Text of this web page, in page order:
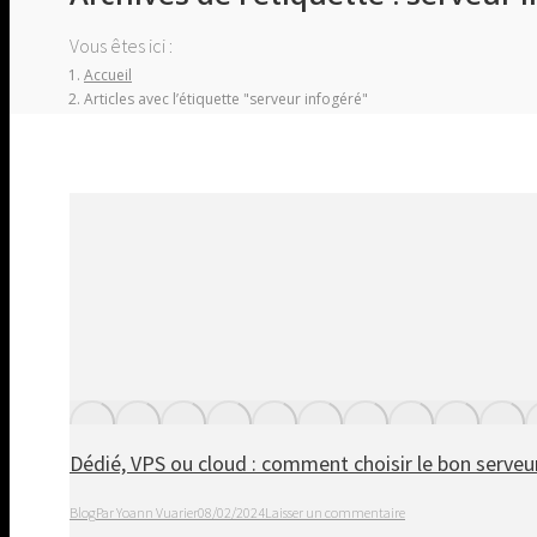
Vous êtes ici :
Accueil
Articles avec l’étiquette "serveur infogéré"
Dédié, VPS ou cloud : comment choisir le bon
BlogParYoann Vuarier08/02/2024Laisser un commentaire